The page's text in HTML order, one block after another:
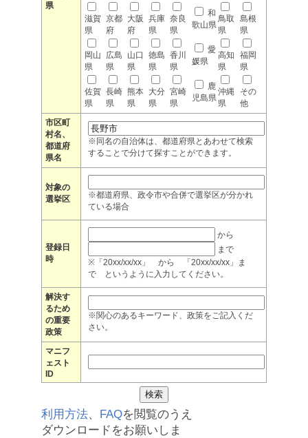
県
滋賀
県
京都
府
大阪
府
兵庫
県
奈良
県
和
歌山県
鳥取
県
島根
県
岡山
県
広島
県
山口
県
徳島
県
香川
県
愛
媛県
高知
県
福岡
県
佐賀
県
長崎
県
熊本
県
大分
県
宮崎
県
鹿
児島県
沖縄
県
その
他
市区町
村名、
都道府
県名
※同名の自治体は、都道府県とあわせて検索
することで分けて探すことができます。
対象の
選挙区
※都道府県、政令市や合併で選挙区が分かれ
ている場合
登録日
時
から
まで
※「20xx/xx/xx」 から 「20xx/xx/xx」ま
で というように入力してください。
解決す
るため
の重要
政策
※関心のあるキーワード、政策をご記入くだ
さい。
マニフ
ェスト
ID
利用方法、 FAQを閲覧のうえ
ダウンロードをお願いしま